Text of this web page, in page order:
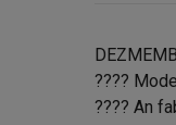
????
???? An